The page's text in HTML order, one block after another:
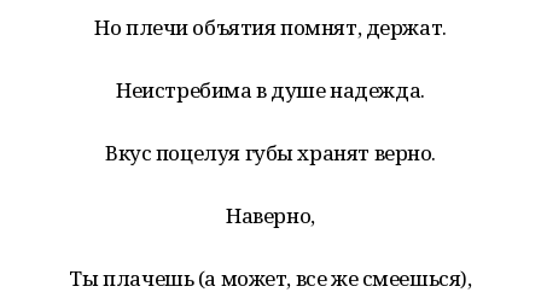
Но плечи объятия помнят, держат.
Неистребима в душе надежда.
Вкус поцелуя губы хранят верно.
Наверно,
Ты плачешь (а может, все же смеешься),